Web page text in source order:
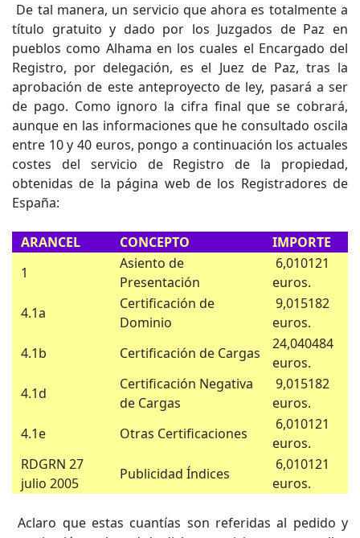
De tal manera, un servicio que ahora es totalmente a
título gratuito y dado por los Juzgados de Paz en
pueblos como Alhama en los cuales el Encargado del
Registro, por delegación, es el Juez de Paz, tras la
aprobación de este anteproyecto de ley, pasará a ser
de pago. Como ignoro la cifra final que se cobrará,
aunque en las informaciones que he consultado oscila
entre 10 y 40 euros, pongo a continuación los actuales
costes del servicio de Registro de la propiedad,
obtenidas de la página web de los Registradores de
España:
ARANCEL CONCEPTO
IMPORTE
1
Asiento de
Presentación
6,010121
euros.
4.1a
Certificación de
Dominio
9,015182
euros.
4.1b
Certificación de Cargas
24,040484
euros.
4.1d
Certificación Negativa
de Cargas
9,015182
euros.
4.1e
Otras Certificaciones
6,010121
euros.
RDGRN 27
julio 2005
Publicidad Índices
6,010121
euros.
Aclaro que estas cuantías son referidas al pedido y